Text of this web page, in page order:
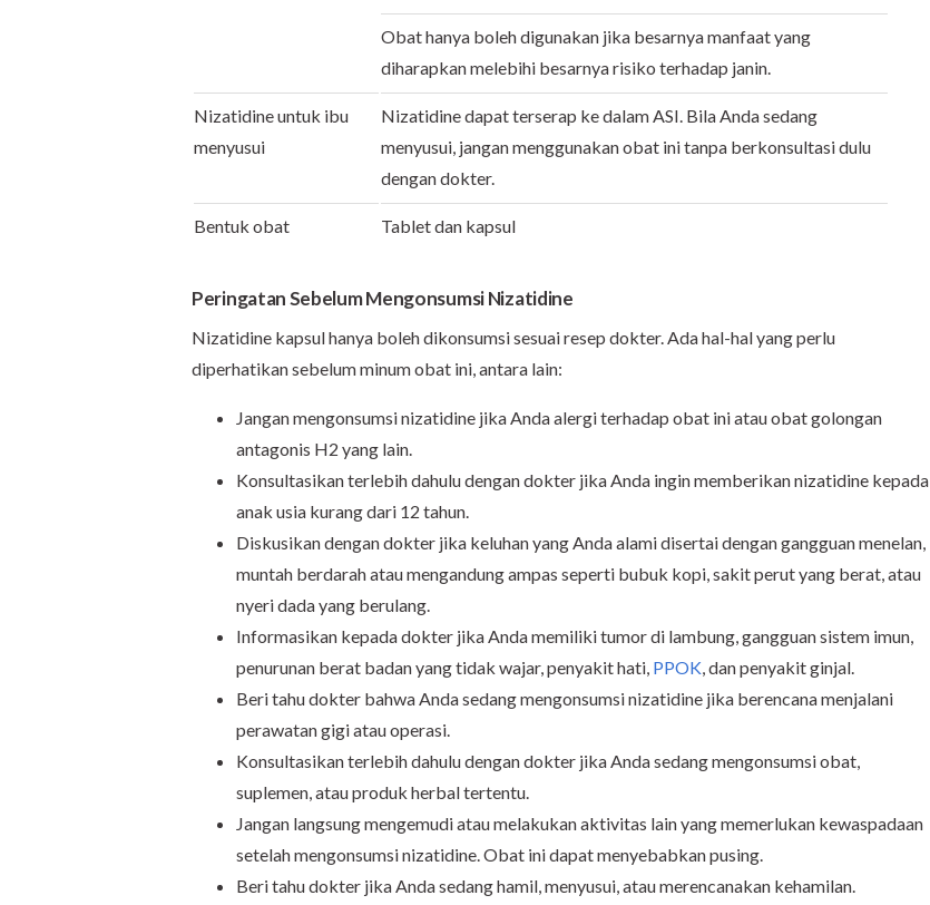
Obat hanya boleh digunakan jika besarnya manfaat yang
diharapkan melebihi besarnya risiko terhadap janin.
Nizatidine untuk ibu
menyusui
Nizatidine dapat terserap ke dalam ASI. Bila Anda sedang
menyusui, jangan menggunakan obat ini tanpa berkonsultasi dulu
dengan dokter.
Bentuk obat Tablet dan kapsul
Peringatan Sebelum Mengonsumsi Nizatidine
Nizatidine kapsul hanya boleh dikonsumsi sesuai resep dokter. Ada hal-hal yang perlu
diperhatikan sebelum minum obat ini, antara lain:
Jangan mengonsumsi nizatidine jika Anda alergi terhadap obat ini atau obat golongan
antagonis H2 yang lain.
Konsultasikan terlebih dahulu dengan dokter jika Anda ingin memberikan nizatidine kepada
anak usia kurang dari 12 tahun.
Diskusikan dengan dokter jika keluhan yang Anda alami disertai dengan gangguan menelan,
muntah berdarah atau mengandung ampas seperti bubuk kopi, sakit perut yang berat, atau
nyeri dada yang berulang.
Informasikan kepada dokter jika Anda memiliki tumor di lambung, gangguan sistem imun,
penurunan berat badan yang tidak wajar, penyakit hati, PPOK, dan penyakit ginjal.
Beri tahu dokter bahwa Anda sedang mengonsumsi nizatidine jika berencana menjalani
perawatan gigi atau operasi.
Konsultasikan terlebih dahulu dengan dokter jika Anda sedang mengonsumsi obat,
suplemen, atau produk herbal tertentu.
Jangan langsung mengemudi atau melakukan aktivitas lain yang memerlukan kewaspadaan
setelah mengonsumsi nizatidine. Obat ini dapat menyebabkan pusing.
Beri tahu dokter jika Anda sedang hamil, menyusui, atau merencanakan kehamilan.